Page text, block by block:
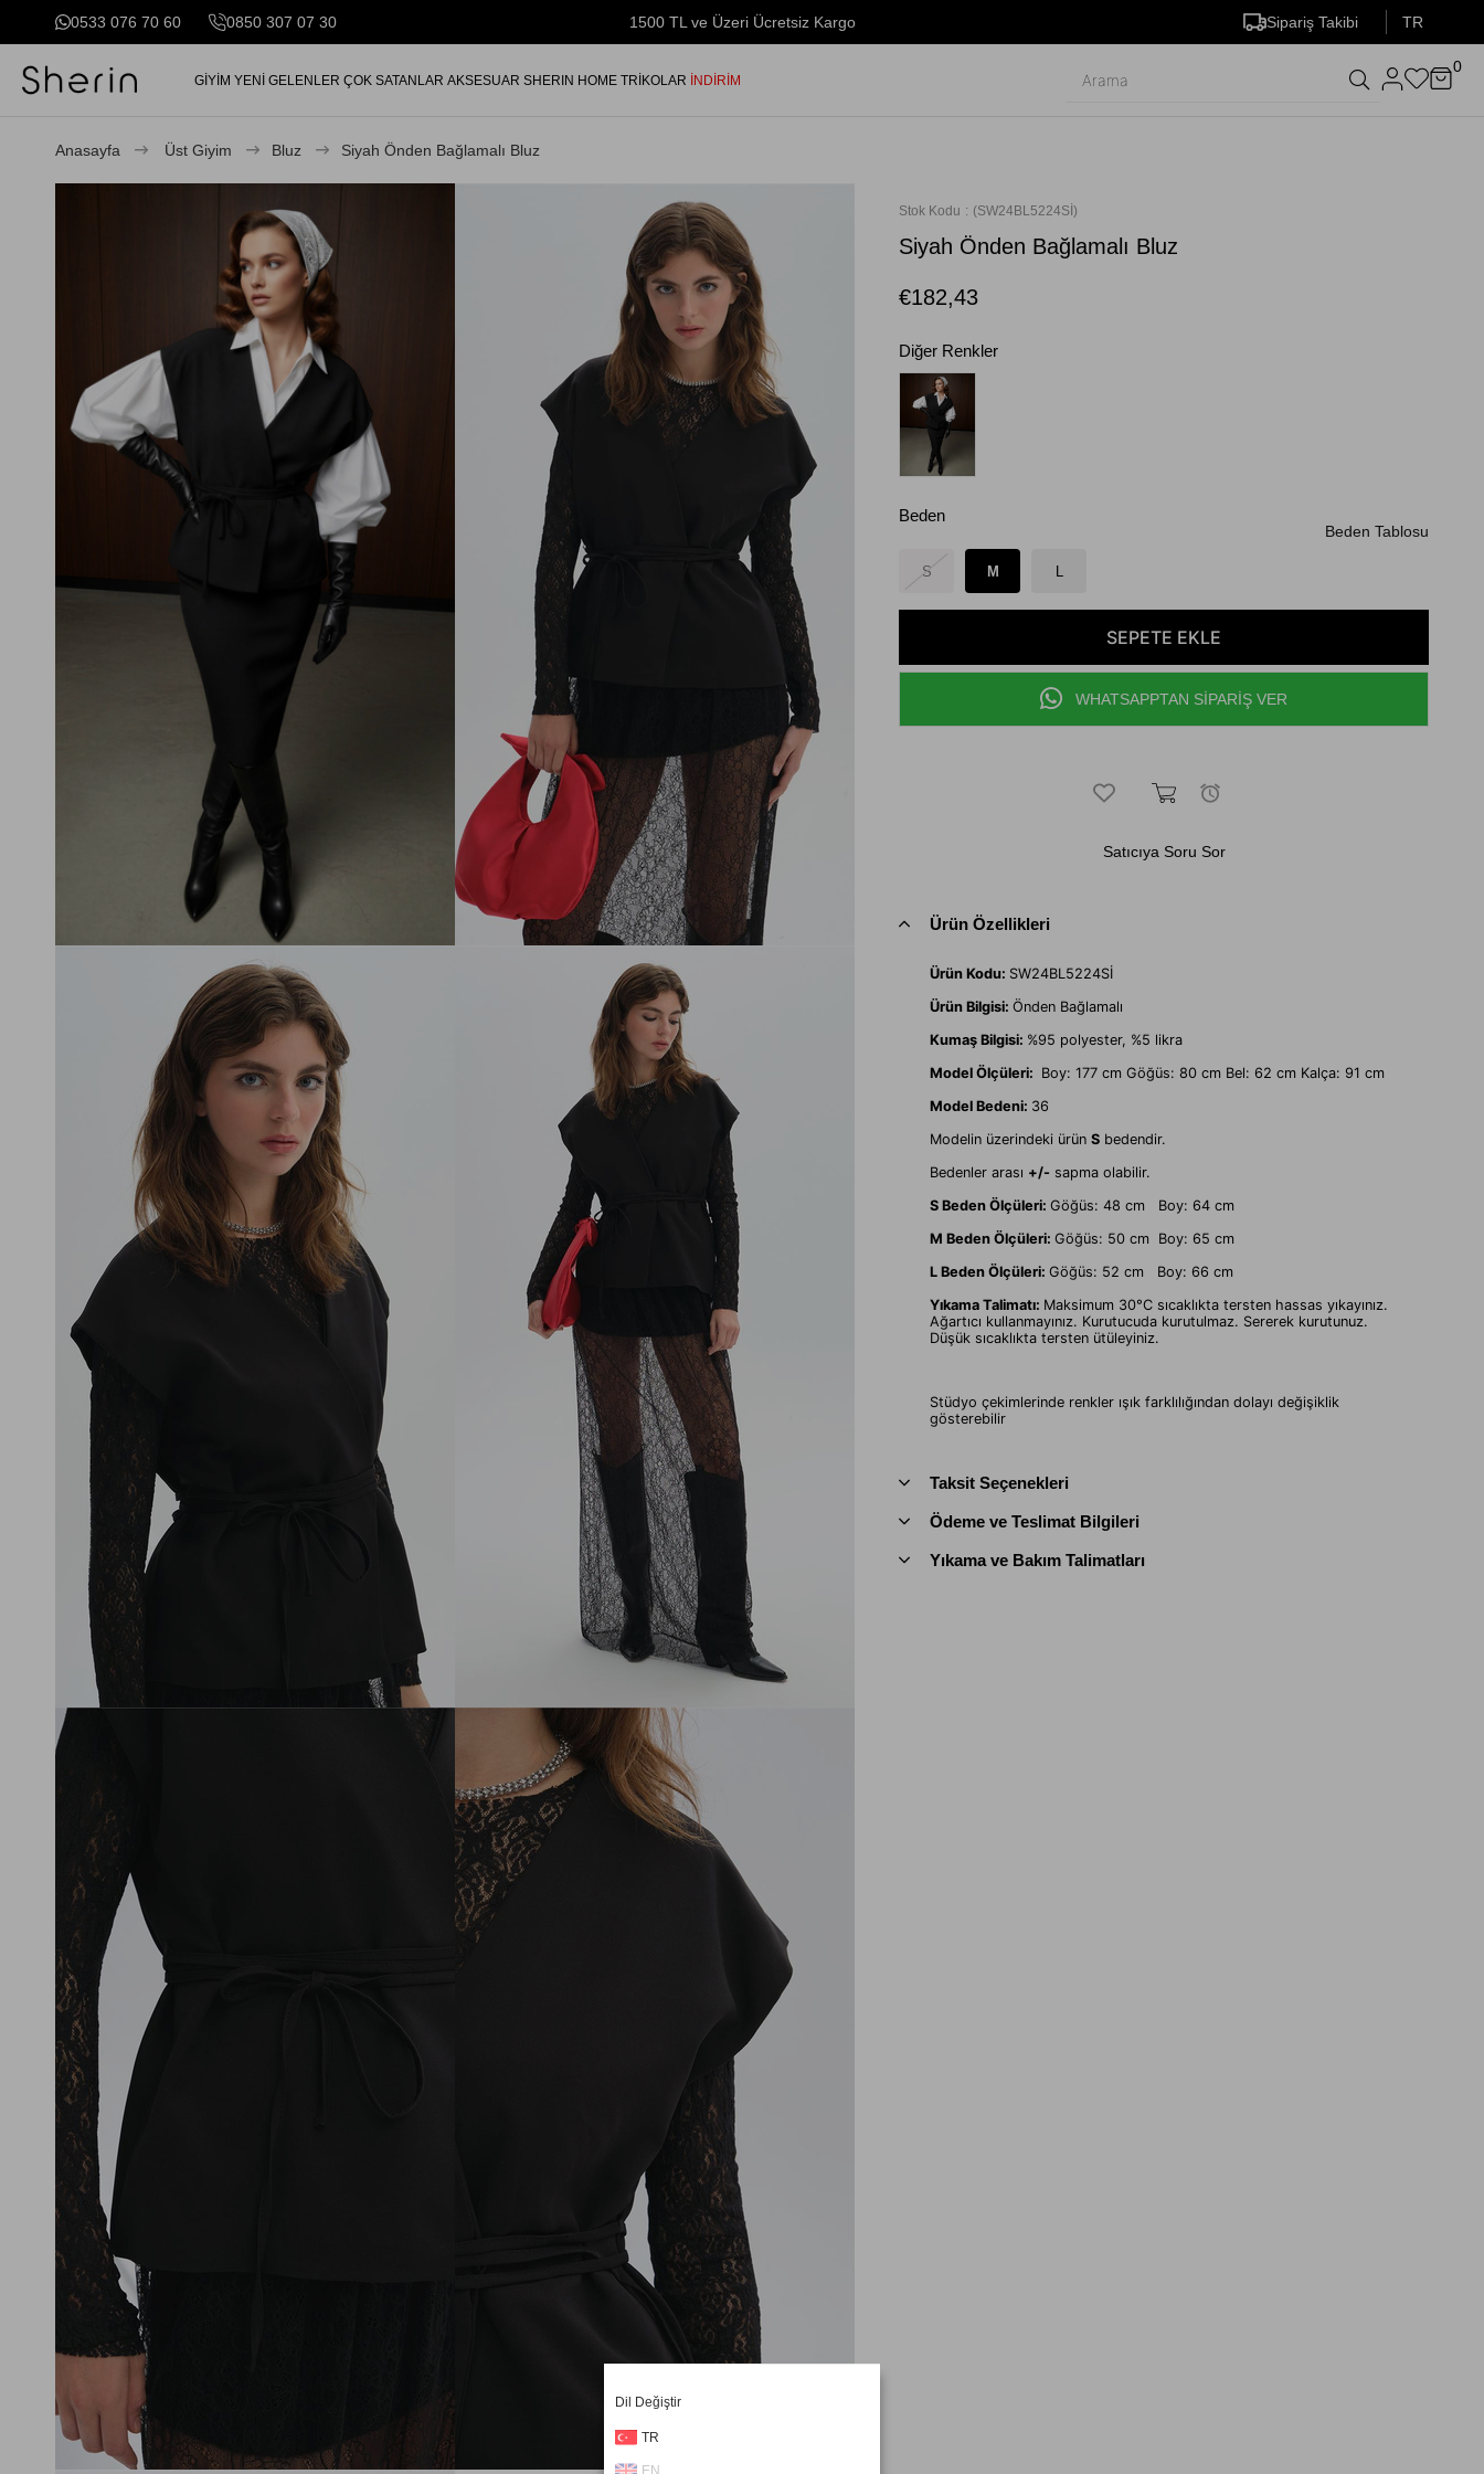
Dil Değiştir
TR
EN
0533 076 70 60 0850 307 07 30 1500 TL ve Üzeri Ücretsiz Kargo Sipariş Takibi TR
GİYİM YENİ GELENLER ÇOK SATANLAR AKSESUAR SHERIN HOME TRİKOLAR İNDİRİM
0
Anasayfa Üst Giyim Bluz Siyah Önden Bağlamalı Bluz
Stok Kodu (SW24BL5224Sİ)
Siyah Önden Bağlamalı Bluz
€182,43
Diğer Renkler
Beden Tablosu
Beden
S M L
WHATSAPPTAN SİPARİŞ VER
Satıcıya Soru Sor
Ürün Özellikleri
Ürün Kodu: SW24BL5224Sİ
Ürün Bilgisi: Önden Bağlamalı
Kumaş Bilgisi: %95 polyester, %5 likra
Model Ölçüleri: Boy: 177 cm Göğüs: 80 cm Bel: 62 cm Kalça: 91 cm
Model Bedeni: 36
Modelin üzerindeki ürün S bedendir.
Bedenler arası +/- sapma olabilir.
S Beden Ölçüleri: Göğüs: 48 cm Boy: 64 cm
M Beden Ölçüleri: Göğüs: 50 cm Boy: 65 cm
L Beden Ölçüleri: Göğüs: 52 cm Boy: 66 cm
Yıkama Talimatı: Maksimum 30°C sıcaklıkta tersten hassas yıkayınız.
Ağartıcı kullanmayınız. Kurutucuda kurutulmaz. Sererek kurutunuz.
Düşük sıcaklıkta tersten ütüleyiniz.
Stüdyo çekimlerinde renkler ışık farklılığından dolayı değişiklik
gösterebilir
Taksit Seçenekleri
Ödeme ve Teslimat Bilgileri
Yıkama ve Bakım Talimatları